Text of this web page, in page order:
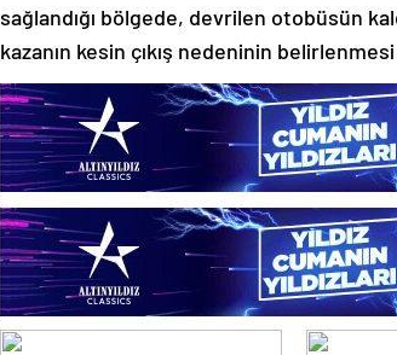
sağlandığı bölgede, devrilen otobüsün
kazanın kesin çıkış nedeninin